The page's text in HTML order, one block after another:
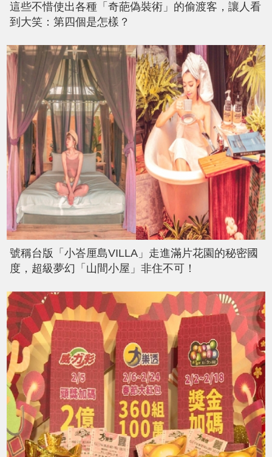
這些不惜使出各種「奇葩偽裝術」的偷渡客，讓人看
到大笑：第四個是怎樣？
號稱台版「小峇厘島VILLA」走進滿片花園的秘密國
度，超級夢幻「山間小屋」非住不可！